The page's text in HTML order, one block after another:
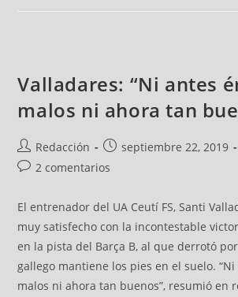
Valladares: “Ni antes
malos ni ahora tan
Redacción septiembre 22, 2019
2 comentarios
El entrenador del UA Ceutí FS, Santi
muy satisfecho con la incontestable
en la pista del Barça B, al que derrotó
gallego mantiene los pies en el suelo.
malos ni ahora tan buenos”, resumió en